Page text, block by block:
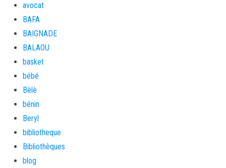
avocat
BAFA
BAIGNADE
BALAOU
basket
bébé
Bèlè
bénin
Beryl
bibliotheque
Bibliothèques
blog